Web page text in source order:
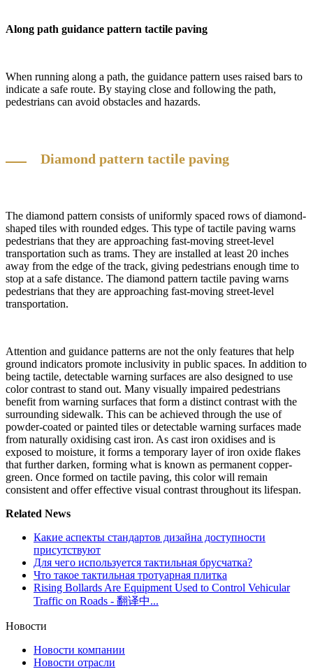
Along path guidance pattern tactile paving
When running along a path, the guidance pattern uses raised bars to
indicate a safe route. By staying close and following the path,
pedestrians can avoid obstacles and hazards.
Diamond pattern tactile paving
The diamond pattern consists of uniformly spaced rows of diamond-
shaped tiles with rounded edges. This type of tactile paving warns
pedestrians that they are approaching fast-moving street-level
transportation such as trams. They are installed at least 20 inches
away from the edge of the track, giving pedestrians enough time to
stop at a safe distance. The diamond pattern tactile paving warns
pedestrians that they are approaching fast-moving street-level
transportation.
Attention and guidance patterns are not the only features that help
ground indicators promote inclusivity in public spaces. In addition to
being tactile, detectable warning surfaces are also designed to use
color contrast to stand out. Many visually impaired pedestrians
benefit from warning surfaces that form a distinct contrast with the
surrounding sidewalk. This can be achieved through the use of
powder-coated or painted tiles or detectable warning surfaces made
from naturally oxidising cast iron. As cast iron oxidises and is
exposed to moisture, it forms a temporary layer of iron oxide flakes
that further darken, forming what is known as permanent copper-
green. Once formed on tactile paving, this color will remain
consistent and offer effective visual contrast throughout its lifespan.
Related News
Какие аспекты стандартов дизайна доступности
присутствуют
Для чего используется тактильная брусчатка?
Что такое тактильная тротуарная плитка
Rising Bollards Are Equipment Used to Control Vehicular
Traffic on Roads - 翻译中...
Новости
Новости компании
Новости отрасли